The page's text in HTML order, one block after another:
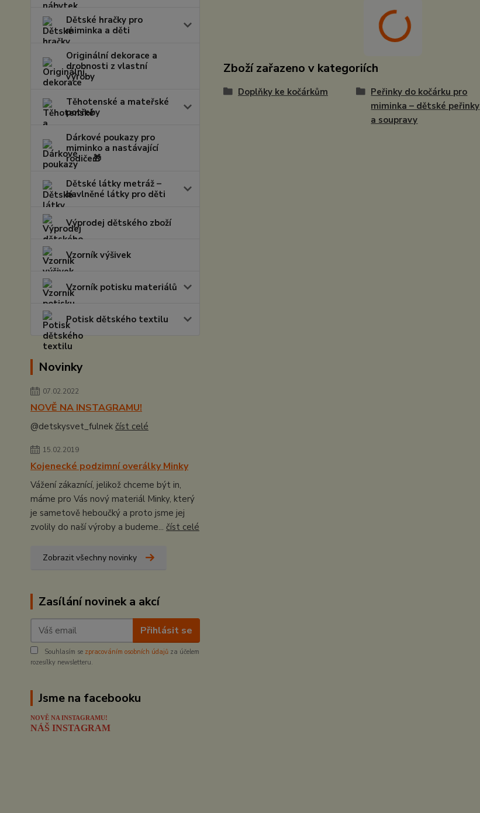
Dětské hračky pro
miminka a děti
Originální dekorace a
drobnosti z vlastní
výroby
Těhotenské a mateřské
potřeby
Dárkové poukazy pro
miminko a nastávající
rodiče🎁
Dětské látky metráž –
bavlněné látky pro děti
Výprodej dětského zboží
Vzorník výšivek
Vzorník potisku materiálů
Potisk dětského textilu
Novinky
07.02.2022
NOVĚ NA INSTAGRAMU!
@detskysvet_fulnek číst celé
15.02.2019
Kojenecké podzimní overálky Minky
Vážení zákaznící, jelikož chceme být in,
máme pro Vás nový materiál Minky, který
je sametově heboučký a proto jsme jej
zvolily do naší výroby a budeme... číst celé
Zobrazit všechny novinky
Zasílání novinek a akcí
Přihlásit se
Souhlasím se zpracováním osobních údajů za účelem
rozesílky newsletteru.
Jsme na facebooku
NOVĚ NA INSTAGRAMU!
NÁŠ INSTAGRAM
Zboží zařazeno v kategoriích
Doplňky ke kočárkům
Peřinky do kočárku pro
miminka – dětské peřinky
a soupravy